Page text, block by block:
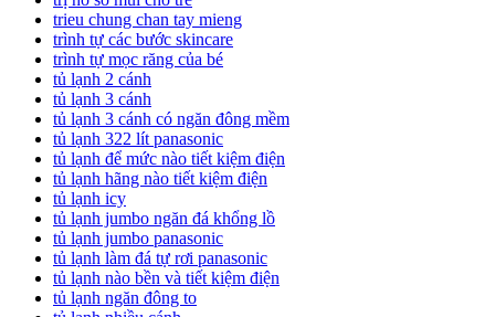
trieu chung chan tay mieng
trình tự các bước skincare
trình tự mọc răng của bé
tủ lạnh 2 cánh
tủ lạnh 3 cánh
tủ lạnh 3 cánh có ngăn đông mềm
tủ lạnh 322 lít panasonic
tủ lạnh để mức nào tiết kiệm điện
tủ lạnh hãng nào tiết kiệm điện
tủ lạnh icy
tủ lạnh jumbo ngăn đá khổng lồ
tủ lạnh jumbo panasonic
tủ lạnh làm đá tự rơi panasonic
tủ lạnh nào bền và tiết kiệm điện
tủ lạnh ngăn đông to